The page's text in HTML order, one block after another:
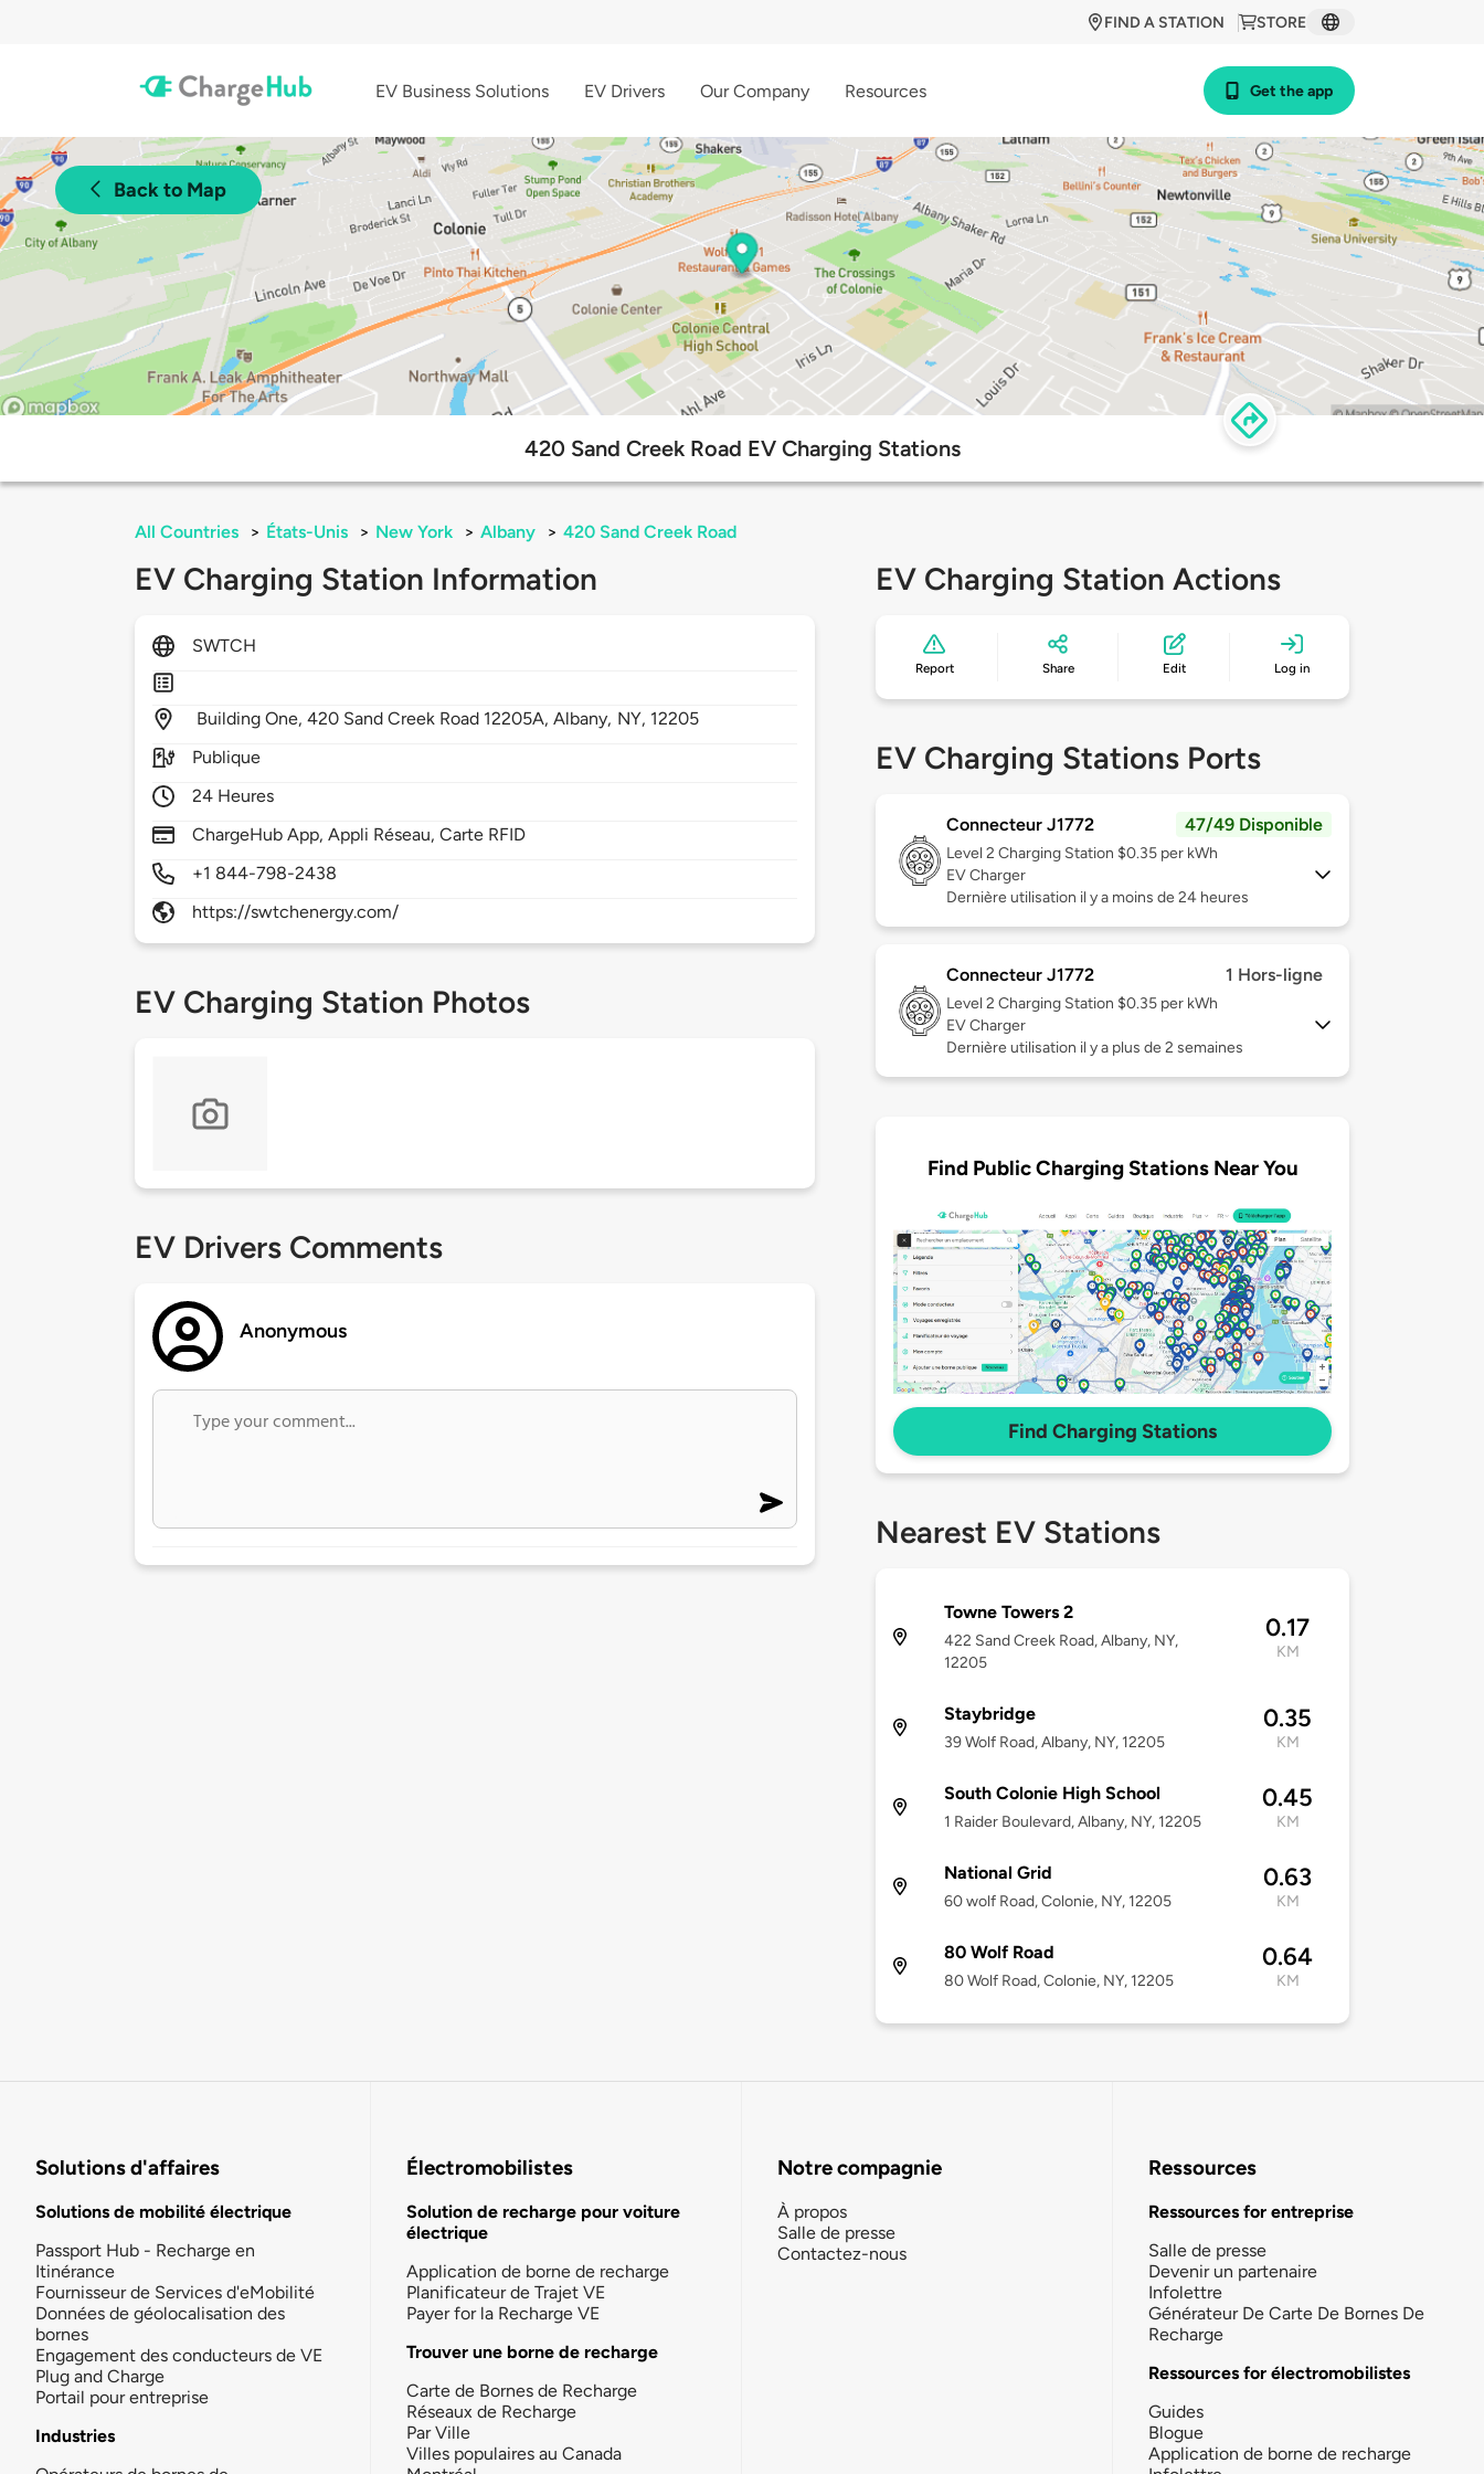
STORE
FIND A STATION
EV Business Solutions EV Drivers Our Company Resources Get the app
Back to Map
420 Sand Creek Road EV Charging Stations
All Countries > États-Unis > New York > Albany > 420 Sand Creek Road
EV Charging Station Information
SWTCH
Building One, 420 Sand Creek Road 12205A,Albany, NY, 12205
Publique
24 Heures
ChargeHub App, Appli Réseau, Carte RFID
+1 844-798-2438
https://swtchenergy.com/
EV Charging Station Photos
EV Drivers Comments
Anonymous
EV Charging Station Actions
Report Share Edit Log in
EV Charging Stations Ports
Connecteur J1772 47/49 Disponible
Level 2 Charging Station $0.35 per kWh
EV Charger
Dernière utilisation il y a moins de 24 heures
Connecteur J1772 1 Hors-ligne
Level 2 Charging Station $0.35 per kWh
EV Charger
Dernière utilisation il y a plus de 2 semaines
Find Public Charging Stations Near You
Find Charging Stations
Nearest EV Stations
Towne Towers 2
422 Sand Creek Road, Albany, NY,
12205
0.17
KM
Staybridge
39 Wolf Road, Albany, NY, 12205
0.35
KM
South Colonie High School
1 Raider Boulevard, Albany, NY, 12205
0.45
KM
National Grid
60 wolf Road, Colonie, NY, 12205
0.63
KM
80 Wolf Road
80 Wolf Road, Colonie, NY, 12205
0.64
KM
Solutions d'affaires
Solutions de mobilité électrique
Passport Hub - Recharge en
Itinérance
Fournisseur de Services d'eMobilité
Données de géolocalisation des
bornes
Engagement des conducteurs de VE
Plug and Charge
Portail pour entreprise
Industries
Électromobilistes
Solution de recharge pour voiture
électrique
Application de borne de recharge
Planificateur de Trajet VE
Payer for la Recharge VE
Trouver une borne de recharge
Carte de Bornes de Recharge
Réseaux de Recharge
Par Ville
Villes populaires au Canada
Notre compagnie
À propos
Salle de presse
Contactez-nous
Ressources
Ressources for entreprise
Salle de presse
Devenir un partenaire
Infolettre
Générateur De Carte De Bornes De
Recharge
Ressources for électromobilistes
Guides
Blogue
Application de borne de recharge